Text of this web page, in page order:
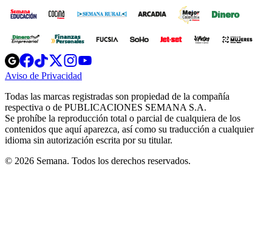
Opens
in
new
Opens
in
new
Opens
in
new
window
Opens
new
windowwindow
Aviso de Privacidad
new
window
Todas las marcas registradas son propiedad de la compañía
respectiva o de PUBLICACIONES SEMANA S.A.
Se prohíbe la reproducción total o parcial de cualquiera de los
contenidos que aquí aparezca, así como su traducción a cualquier
idioma sin autorización escrita por su titular.
© 2026 Semana. Todos los derechos reservados.